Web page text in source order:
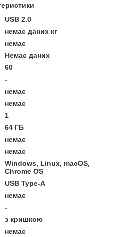
USB 2.0
немає даних кг
немає
Немає даних
60
-
немає
немає
1
64 ГБ
немає
немає
Windows, Linux, macOS,
Chrome OS
USB Type-A
немає
-
з кришкою
немає